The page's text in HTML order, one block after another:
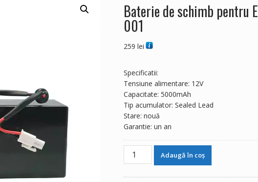
Baterie de schimb pentru
001
259 lei
Specificatii:
Tensiune alimentare: 12V
Capacitate: 5000mAh
Tip acumulator: Sealed Lead
Stare: nouă
Garantie: un an
Cantitate
Baterie
Adaugă în coș